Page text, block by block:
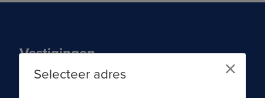
Vestigingen
Den Haag
Selecteer adres